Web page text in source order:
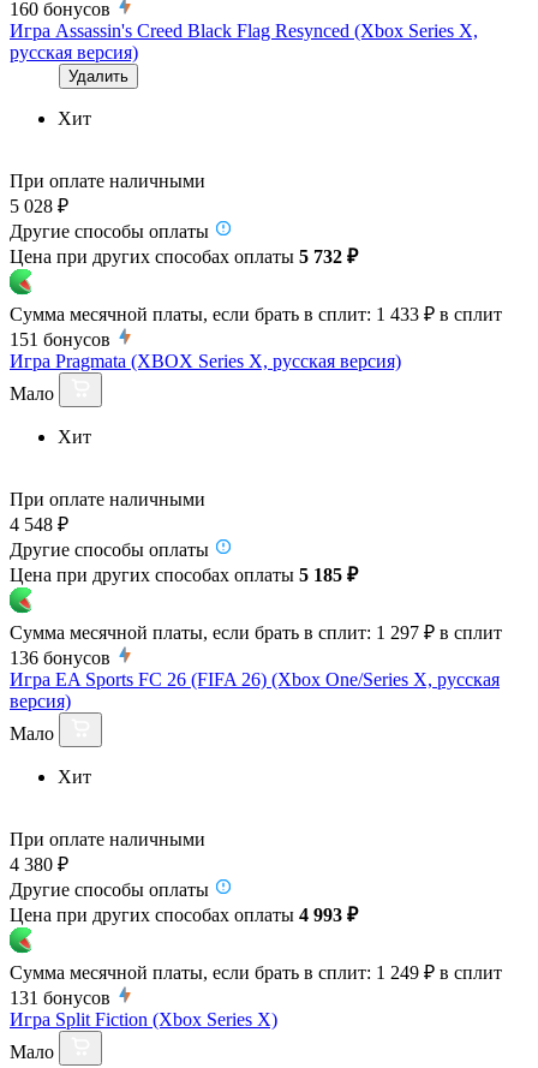
160 бонусов
Игра Assassin's Creed Black Flag Resynced (Xbox Series X,
русская версия)
Удалить
Хит
При оплате наличными
5 028 ₽
Другие способы оплаты
Цена при других способах оплаты 5 732 ₽
Сумма месячной платы, если брать в сплит: 1 433 ₽ в сплит
151 бонусов
Игра Pragmata (XBOX Series X, русская версия)
Мало
Хит
При оплате наличными
4 548 ₽
Другие способы оплаты
Цена при других способах оплаты 5 185 ₽
Сумма месячной платы, если брать в сплит: 1 297 ₽ в сплит
136 бонусов
Игра EA Sports FC 26 (FIFA 26) (Xbox One/Series X, русская
версия)
Мало
Хит
При оплате наличными
4 380 ₽
Другие способы оплаты
Цена при других способах оплаты 4 993 ₽
Сумма месячной платы, если брать в сплит: 1 249 ₽ в сплит
131 бонусов
Игра Split Fiction (Xbox Series X)
Мало